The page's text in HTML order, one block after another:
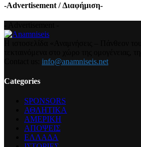
-Advertisement / Διαφήμιση-
info@anamniseis.net
Categories
SPONSORS
ΑΘΛΗΤΙΚΑ
ΑΜΕΡΙΚΗ
ΑΠΟΨΕΙΣ
ΕΛΛΑΔΑ